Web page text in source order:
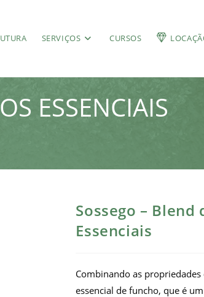
SERVIÇOS CURSOS
ESSENCIAIS
Sossego – Blend
Essenciais
Combinando as
essencial de funcho, que é